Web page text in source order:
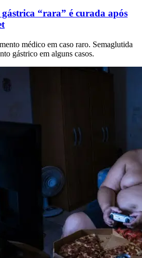
“rara” é curada após
médico em caso raro. Semaglutida
gástrico em alguns casos.